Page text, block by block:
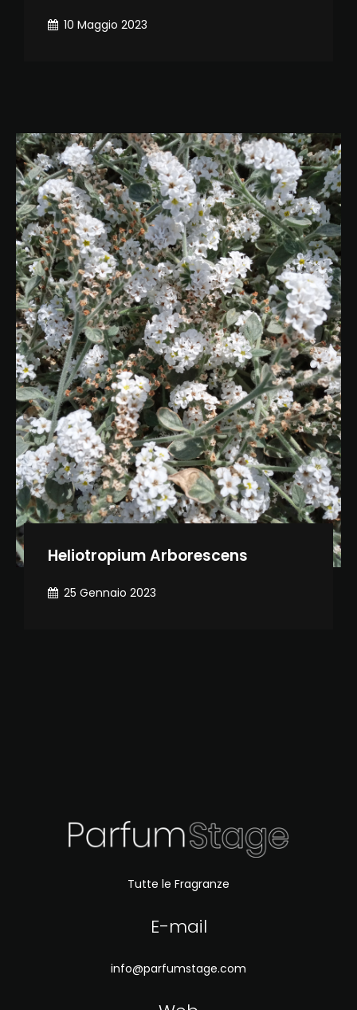
10 Maggio 2023
Heliotropium Arborescens
25 Gennaio 2023
Tutte le Fragranze
E-mail
info@parfumstage.com